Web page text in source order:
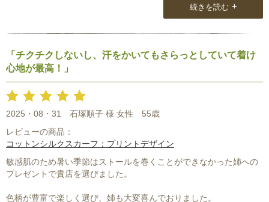
かえてくれるストールの不思議さにおしゃれの楽しみを思い出した
ことが良い変化でした。
・梱包・内包物などストールに対するスタッフの愛を感じます。
大切なものを大切に届けてくださったなーと感謝しています。
ありがとうございます。
続きを読む +
「チクチクしないし、汗をかいてもさらっとしていて着け
心地が最高！」
2025・08・31 石塚順子 様 女性
55歳
レビューの商品：
コットンシルクスカーフ：プリントデザイン
敏感肌のため暑い季節はストールを巻くことができなかった姉への
プレゼントで貴店を選びました。
色柄が豊富で楽しく選び、姉も大変喜んでおりました。